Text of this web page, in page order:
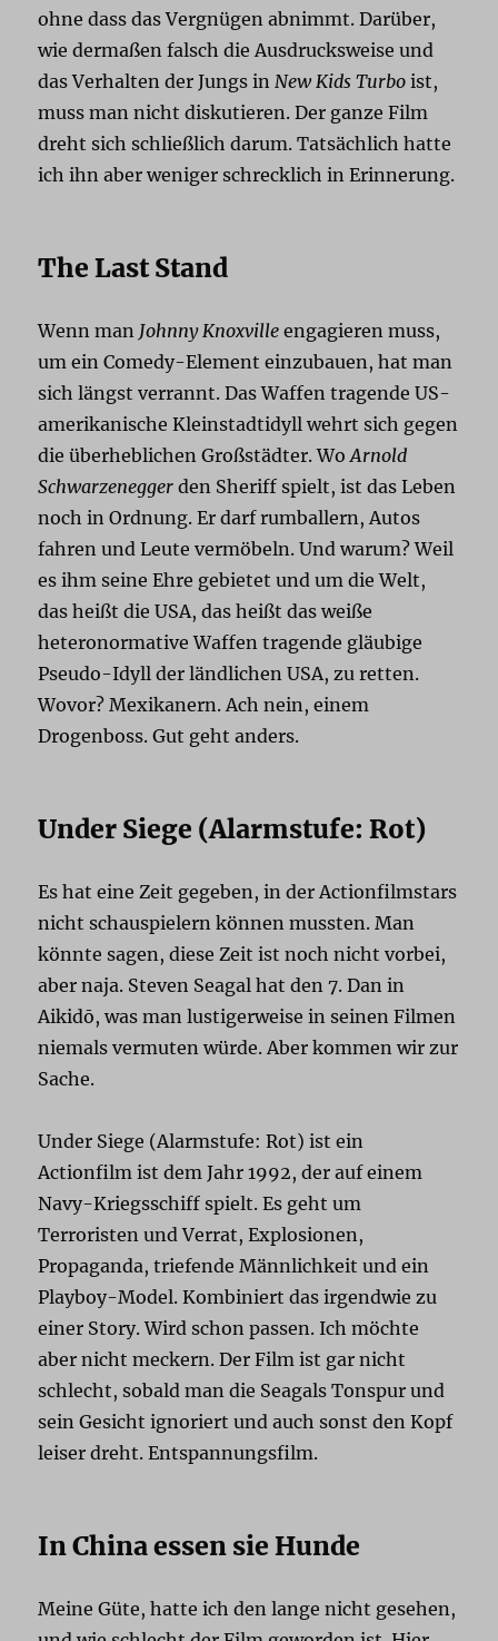
ohne dass das Vergnügen abnimmt. Darüber,
wie dermaßen falsch die Ausdrucksweise und
das Verhalten der Jungs in New Kids Turbo ist,
muss man nicht diskutieren. Der ganze Film
dreht sich schließlich darum. Tatsächlich hatte
ich ihn aber weniger schrecklich in Erinnerung.
The Last Stand
Wenn man Johnny Knoxville engagieren muss,
um ein Comedy-Element einzubauen, hat man
sich längst verrannt. Das Waffen tragende US-
amerikanische Kleinstadtidyll wehrt sich gegen
die überheblichen Großstädter. WoArnold
Schwarzenegger den Sheriff spielt, ist das Leben
noch in Ordnung. Er darf rumballern, Autos
fahren und Leute vermöbeln. Und warum? Weil
es ihm seine Ehre gebietet und um die Welt,
das heißt die USA, das heißt das weiße
heteronormative Waffen tragende gläubige
Pseudo-Idyll der ländlichen USA, zu retten.
Wovor? Mexikanern. Ach nein, einem
Drogenboss. Gut geht anders.
Under Siege (Alarmstufe: Rot)
Es hat eine Zeit gegeben, in der Actionfilmstars
nicht schauspielern können mussten. Man
könnte sagen, diese Zeit ist noch nicht vorbei,
aber naja. Steven Seagal hat den 7. Dan in
Aikidō, was man lustigerweise in seinen Filmen
niemals vermuten würde. Aber kommen wir zur
Sache.
Under Siege (Alarmstufe: Rot) ist ein
Actionfilm ist dem Jahr 1992, der auf einem
Navy-Kriegsschiff spielt. Es geht um
Terroristen und Verrat, Explosionen,
Propaganda, triefende Männlichkeit und ein
Playboy-Model. Kombiniert das irgendwie zu
einer Story. Wird schon passen. Ich möchte
aber nicht meckern. Der Film ist gar nicht
schlecht, sobald man die Seagals Tonspur und
sein Gesicht ignoriert und auch sonst den Kopf
leiser dreht. Entspannungsfilm.
In China essen sie Hunde
Meine Güte, hatte ich den lange nicht gesehen,